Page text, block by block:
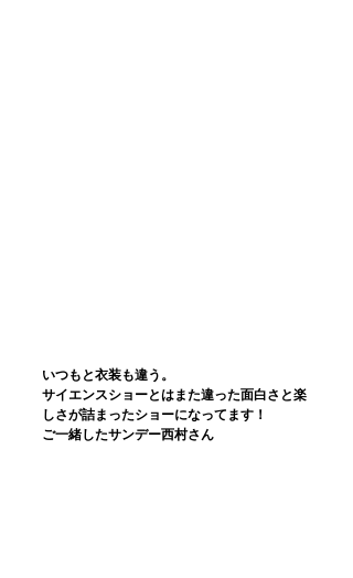
いつもと衣装も違う。
サイエンスショーとはまた違った面白さと楽
しさが詰まったショーになってます！
ご一緒したサンデー西村さん